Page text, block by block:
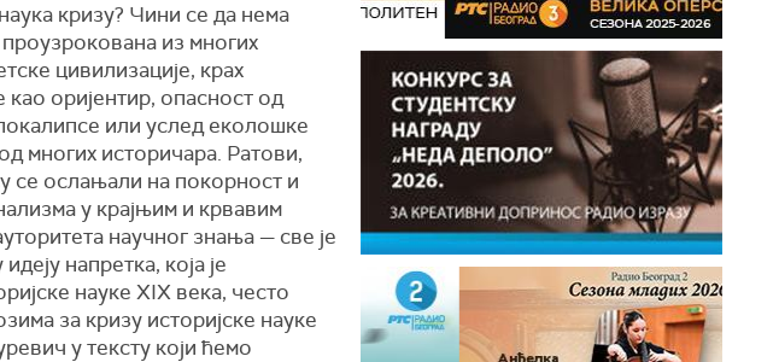
кризу? Чини се да нема
из многих
цивилизације, крах
као оријентир, опасност од
или услед еколошке
многих историчара. Ратови,
се ослањали на покорност и
у крајњим и крвавим
научног знања — све је
напретка, која је
науке XIX века, често
за кризу историјске науке
у тексту који ћемо